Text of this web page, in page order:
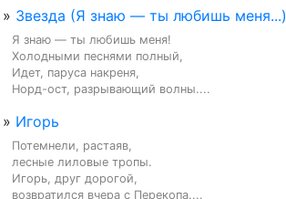
» Звезда (Я знаю — ты любишь меня...)
Я знаю — ты любишь меня!
Холодными песнями полный,
Идет, паруса накреня,
Норд-ост, разрывающий волны....
» Игорь
Потемнели, растаяв,
лесные лиловые тропы.
Игорь, друг дорогой,
возвратился вчера с Перекопа....